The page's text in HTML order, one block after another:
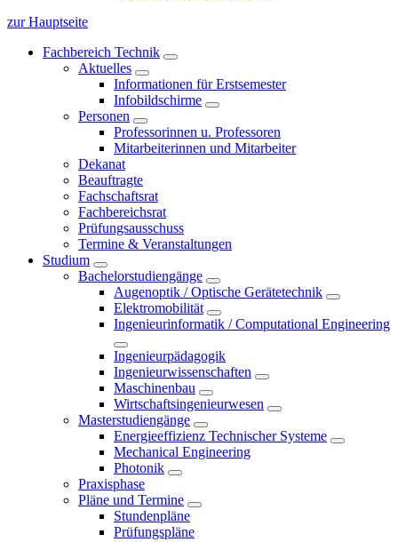
zur Hauptseite
Fachbereich Technik
Aktuelles
Informationen für Erstsemester
Infobildschirme
Personen
Professorinnen u. Professoren
Mitarbeiterinnen und Mitarbeiter
Dekanat
Beauftragte
Fachschaftsrat
Fachbereichsrat
Prüfungsausschuss
Termine & Veranstaltungen
Studium
Bachelorstudiengänge
Augenoptik / Optische Gerätetechnik
Elektromobilität
Ingenieurinformatik / Computational Engineering
Ingenieurpädagogik
Ingenieurwissenschaften
Maschinenbau
Wirtschaftsingenieurwesen
Masterstudiengänge
Energieeffizienz Technischer Systeme
Mechanical Engineering
Photonik
Praxisphase
Pläne und Termine
Stundenpläne
Prüfungspläne